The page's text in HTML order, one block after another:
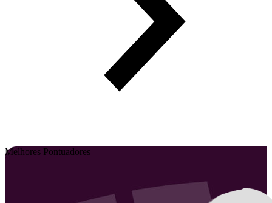
Melhores Pontuadores